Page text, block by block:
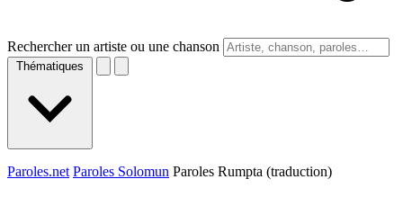
Rechercher un artiste ou une chanson
Thématiques
Paroles.net Paroles Solomun Paroles Rumpta (traduction)